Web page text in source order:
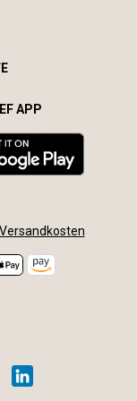
APP
Versandkosten